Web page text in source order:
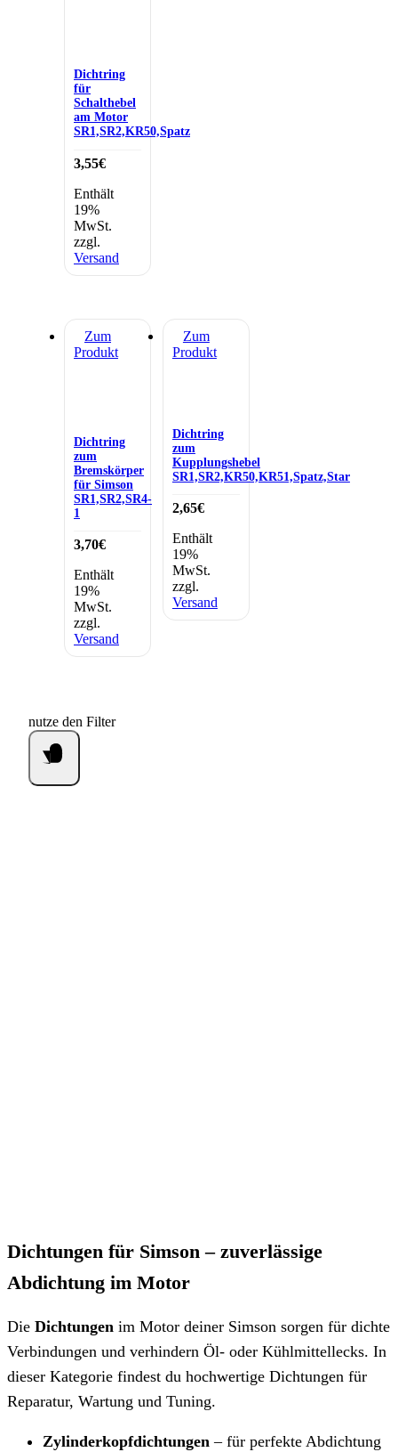
Dichtring
für
Schalthebel
am Motor
SR1,SR2,KR50,Spatz
3,55€
Enthält
19%
MwSt.
zzgl.
Versand
Zum
Produkt
Dichtring
zum
Bremskörper
für Simson
SR1,SR2,SR4-
1
3,70€
Enthält
19%
MwSt.
zzgl.
Versand
Zum
Produkt
Dichtring
zum
Kupplungshebel
SR1,SR2,KR50,KR51,Spatz,Star
2,65€
Enthält
19%
MwSt.
zzgl.
Versand
nutze den Filter
Dichtungen für Simson – zuverlässige
Abdichtung im Motor
Die Dichtungen im Motor deiner Simson sorgen für dichte
Verbindungen und verhindern Öl- oder Kühlmittellecks. In
dieser Kategorie findest du hochwertige Dichtungen für
Reparatur, Wartung und Tuning.
Zylinderkopfdichtungen – für perfekte Abdichtung